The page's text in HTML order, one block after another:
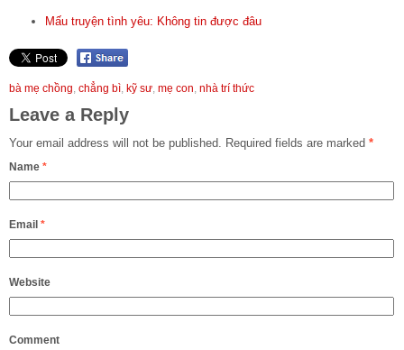
Mấu truyện tình yêu: Không tin được đâu
bà mẹ chồng, chẳng bì, kỹ sư, mẹ con, nhà trí thức
Leave a Reply
Your email address will not be published. Required fields are marked *
Name *
Email *
Website
Comment